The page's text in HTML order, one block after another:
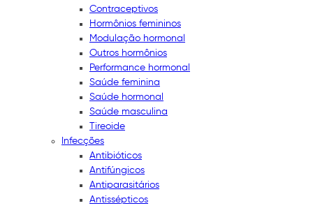
Contraceptivos
Hormônios femininos
Modulação hormonal
Outros hormônios
Performance hormonal
Saúde feminina
Saúde hormonal
Saúde masculina
Tireoide
Infecções
Antibióticos
Antifúngicos
Antiparasitários
Antissépticos